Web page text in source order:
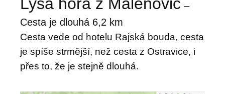
–
Cesta je dlouhá 6,2 km
Cesta vede od hotelu Rajská bouda, cesta
je spíše strmější, než cesta z Ostravice, i
přes to, že je stejně dlouhá.